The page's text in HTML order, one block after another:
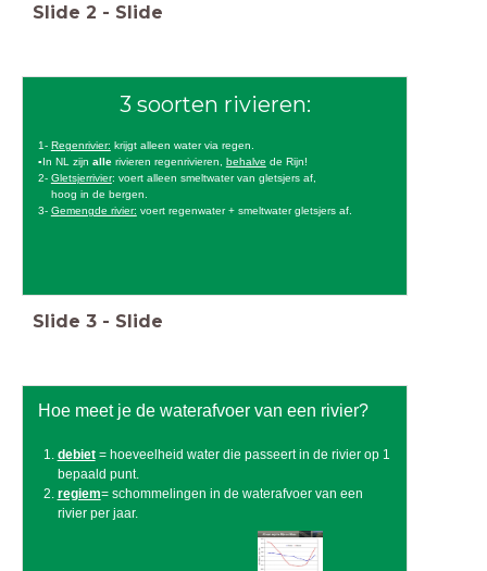
Slide 2 - Slide
3 soorten rivieren:
1- Regenrivier: krijgt alleen water via regen.
▪️In NL zijn allerivieren regenrivieren, behalve de Rijn!
2- Gletsjerrivier: voert alleen smeltwater van gletsjers af,
hoog in de bergen.
3- Gemengde rivier: voert regenwater + smeltwater gletsjers af.
Slide 3 - Slide
Hoe meet je de waterafvoer van een rivier?
debiet= hoeveelheid water die passeert in de rivier op 1
bepaald punt.
regiem= schommelingen in de waterafvoer van een
rivier per jaar.